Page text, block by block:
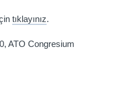
tıklayınız.
ATO Congresium